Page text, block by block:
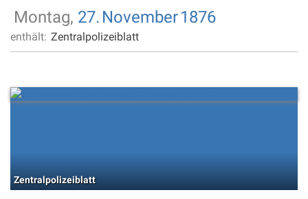
Montag, 27. November1876
enthält: Zentralpolizeiblatt
Zentralpolizeiblatt